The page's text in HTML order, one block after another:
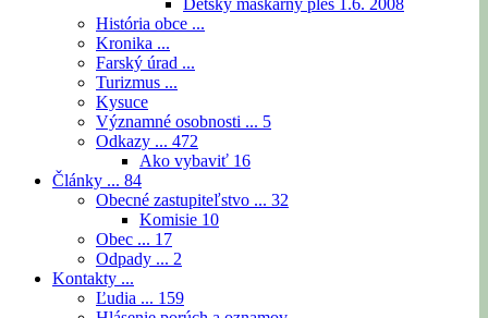
Detský maškarný ples 1.6. 2008
História obce ...
Kronika ...
Farský úrad ...
Turizmus ...
Kysuce
Významné osobnosti ... 5
Odkazy ... 472
Ako vybaviť 16
Články ... 84
Obecné zastupiteľstvo ... 32
Komisie 10
Obec ... 17
Odpady ... 2
Kontakty ...
Ľudia ... 159